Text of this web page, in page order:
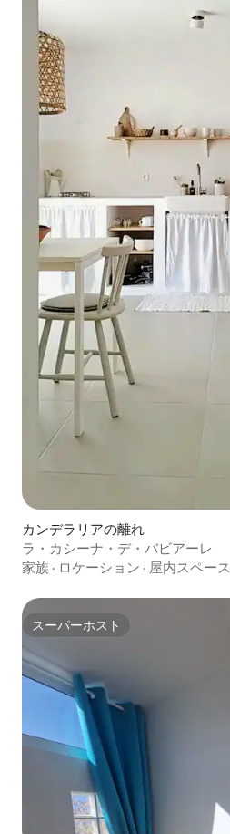
カンデラリアの離れ
ラ・カシーナ・デ・バビアーレ
家族 · ロケーション · 屋内スペース
スーパーホスト
スーパーホスト